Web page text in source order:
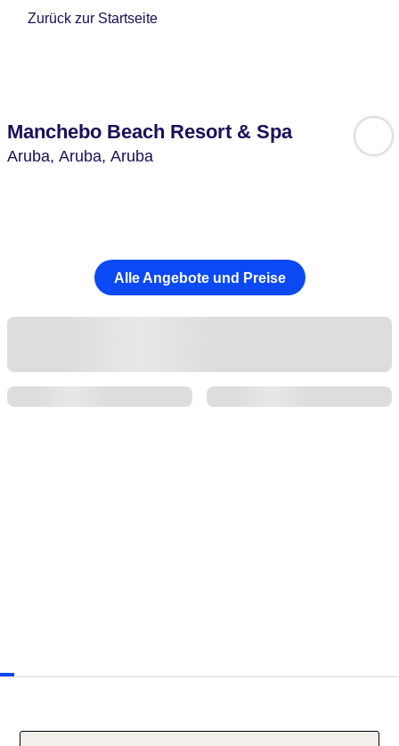
Zurück zur Startseite
Manchebo Beach Resort & Spa
Aruba, Aruba, Aruba
Alle Angebote und Preise